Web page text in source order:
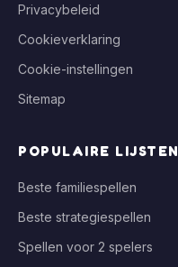
Privacybeleid
Cookieverklaring
Cookie-instellingen
Sitemap
POPULAIRE LIJSTEN
Beste familiespellen
Beste strategiespellen
Spellen voor 2 spelers